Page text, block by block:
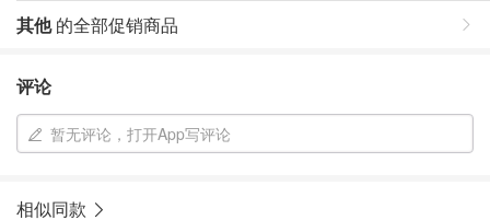
其他的全部促销商品
评论
暂无评论，打开App写评论
相似同款